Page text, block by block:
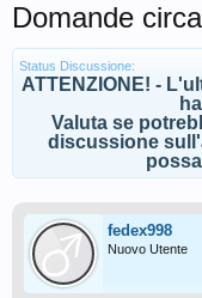
Domande
Status Discussione:
ATTENZIONE! -
Valuta se
discussione
fedex998
Nuovo Utente